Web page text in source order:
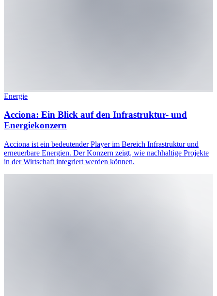
Energie
Acciona: Ein Blick auf den Infrastruktur- und
Energiekonzern
Acciona ist ein bedeutender Player im Bereich Infrastruktur und
erneuerbare Energien. Der Konzern zeigt, wie nachhaltige Projekte
in der Wirtschaft integriert werden können.